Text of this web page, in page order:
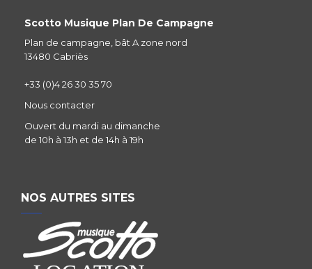
Scotto Musique Plan De Campagne
Plan de campagne, bât A zone nord
13480 Cabriès
+33 (0)4 26 30 35 70
Nous contacter
Ouvert du mardi au dimanche
de 10h à 13h et de 14h à 19h
NOS AUTRES SITES